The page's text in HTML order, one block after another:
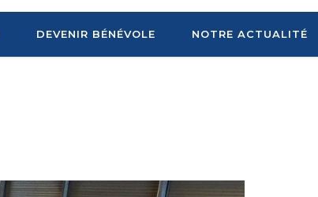
DEVENIR BÉNÉVOLE NOTRE ACTUALITÉ